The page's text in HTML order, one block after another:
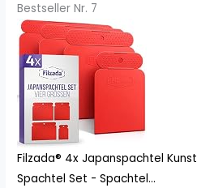
Bestseller Nr. 7
Filzada® 4x Japanspachtel
Spachtel Set - Spachtel...